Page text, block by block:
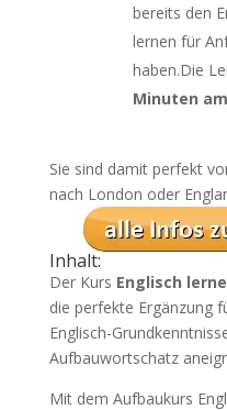
bereits den
lernen für
haben.Die
Minuten
Sie sind damit perfekt
nach London oder
Inhalt:
Der Kurs Englisch
die perfekte Ergänzung
Englisch-
Aufbauwortschatz
Mit dem Aufbaukurs